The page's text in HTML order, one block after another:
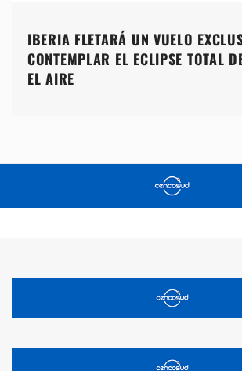
IBERIA FLETARÁ UN VUELO
CONTEMPLAR EL ECLIPSE TOTAL
EL AIRE